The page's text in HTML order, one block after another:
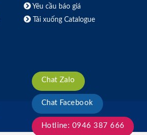
Yêu cầu báo giá
Tải xuống Catalogue
Chat Zalo
Chat Facebook
Hotline: 0946 387 666